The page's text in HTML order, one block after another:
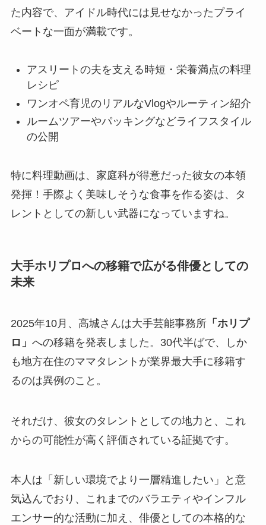
た内容で、アイドル時代には見せなかったプライ
ベートな一面が満載です。
アスリートの夫を支える時短・栄養満点の料理
レシピ
ワンオペ育児のリアルなVlogやルーティン紹介
ルームツアーやパッキングなどライフスタイル
の公開
特に料理動画は、家庭科が得意だった彼女の本領
発揮！手際よく美味しそうな食事を作る姿は、タ
レントとしての新しい武器になっていますね。
大手ホリプロへの移籍で広がる俳優としての
未来
2025年10月、高城さんは大手芸能事務所「ホリプ
ロ」 への移籍を発表しました。30代半ばで、しか
も地方在住のママタレントが業界最大手に移籍す
るのは異例のこと。
それだけ、彼女のタレントとしての地力と、これ
からの可能性が高く評価されている証拠です。
本人は「新しい環境でより一層精進したい」と意
気込んでおり、これまでのバラエティやインフル
エンサー的な活動に加え、俳優としての本格的な